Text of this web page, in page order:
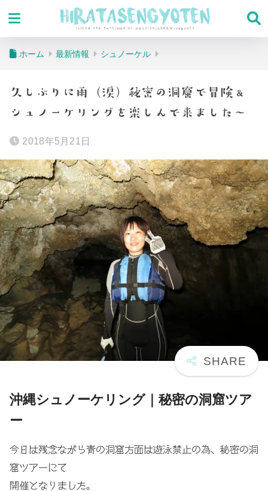
ホーム 最新情報 シュノーケル
久しぶりに雨（涙）秘密の洞窟で冒険＆
シュノーケリングを楽しんで来ました〜
2018年5月21日
沖縄シュノーケリング｜秘密の洞窟ツア
ー
今日は残念ながら青の洞窟方面は遊泳禁止の為、秘密の洞
窟ツアーにて
開催となりました。